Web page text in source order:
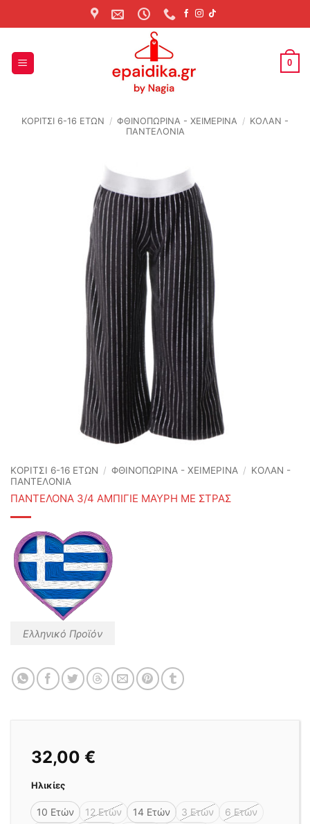
to
0
ΚΟΡΙΤΣΙ 6-16 ΕΤΩΝ / ΦΘΙΝΟΠΩΡΙΝΆ - ΧΕΙΜΕΡΙΝΆ / ΚΟΛΑΝ -
ΠΑΝΤΕΛΟΝΙΑ
ΚΟΡΙΤΣΙ 6-16 ΕΤΩΝ / ΦΘΙΝΟΠΩΡΙΝΆ - ΧΕΙΜΕΡΙΝΆ / ΚΟΛΑΝ -
ΠΑΝΤΕΛΟΝΙΑ
ΠΑΝΤΕΛΟΝΑ 3/4 ΑΜΠΙΓΙΕ ΜΑΥΡΗ ΜΕ ΣΤΡΑΣ
Ελληνικό Προϊόν
32,00 €
Ηλικίες
10 Ετών 12 Ετών 14 Ετών 3 Ετών
6 Ετών